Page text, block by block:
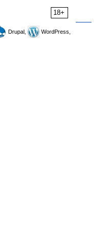
18+
Drupal,
WordPress,